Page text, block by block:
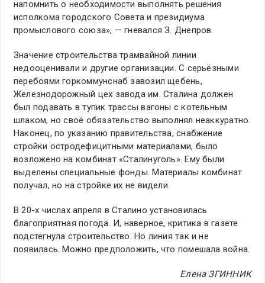
напомнить о необходимости выполнять решения
исполкома городского Совета и президиума
промыслового союза», — гневался З. Днепров.
Значение строительства трамвайной линии
недооценивали и другие организации. С серьёзными
перебоями горкоммунснаб завозил щебень,
Железнодорожный цех завода им. Сталина должен
был подавать в тупик трассы вагоны с котельным
шлаком, но своё обязательство выполнял неаккуратно.
Наконец, по указанию правительства, снабжение
стройки остродефицитными материалами, было
возложено на комбинат «Сталинуголь». Ему были
выделены специальные фонды. Материалы комбинат
получал, но на стройке их не видели.
В 20-х числах апреля в Сталино установилась
благоприятная погода. И, наверное, критика в газете
подстегнула строительство. Но линия так и не
появилась. Можно предположить, что помешала война.
Елена ЗГИННИК